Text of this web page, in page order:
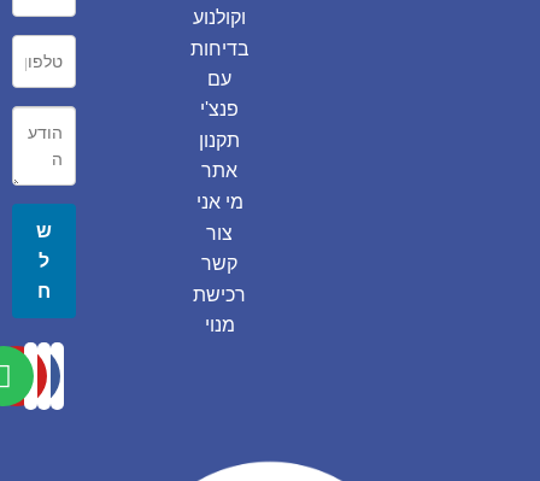
וקולנוע
בדיחות
עם
פנצ'י
תקנון
אתר
מי אני
צור
קשר
רכישת
מנוי
ש
ל
ח